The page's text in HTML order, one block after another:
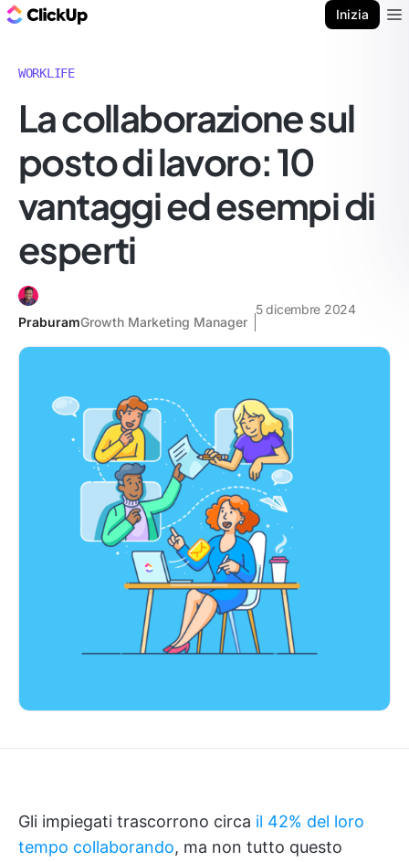
Inizia
WORKLIFE
La collaborazione sul
posto di lavoro: 10
vantaggi ed esempi di
esperti
PraburamGrowth Marketing Manager
5 dicembre 2024
Gli impiegati trascorrono circa il 42% del loro
tempo collaborando, ma non tutto questo